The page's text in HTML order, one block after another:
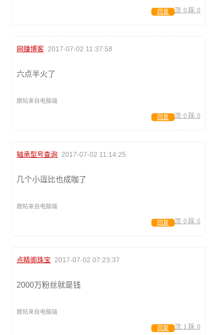
顶: 0 踩: 0
回复
网赚博客 2017-07-02 11:37:58
六点半火了
跟帖来自电脑端
顶: 0 踩: 0
回复
轴承型号查询 2017-07-02 11:14:25
几个小逗比也成咖了
跟帖来自电脑端
顶: 0 踩: 0
回复
点睛阁珠宝 2017-07-02 07:23:37
2000万粉丝就是钱
跟帖来自电脑端
顶: 1 踩: 0
回复